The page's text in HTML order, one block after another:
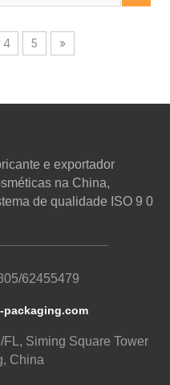
4 5 »
e exportador
na China,
de qualidade ISO 9 0
62455479
packaging.com
Siming Square Tower
China